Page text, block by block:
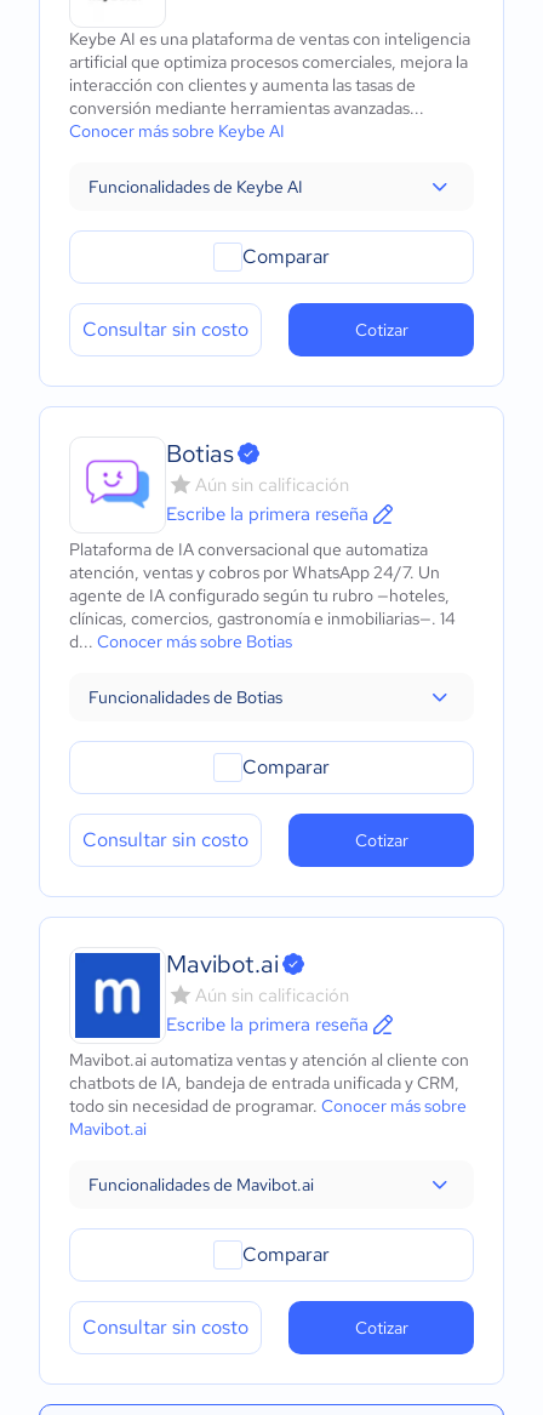
Keybe AI es una plataforma de ventas con inteligencia
artificial que optimiza procesos comerciales, mejora la
interacción con clientes y aumenta las tasas de
conversión mediante herramientas avanzadas...
Conocer más sobre Keybe AI
Funcionalidades de Keybe AI
Comparar
Consultar sin costo Cotizar
Botias
Aún sin calificación
Escribe la primera reseña
Plataforma de IA conversacional que automatiza
atención, ventas y cobros por WhatsApp 24/7. Un
agente de IA configurado según tu rubro —hoteles,
clínicas, comercios, gastronomía e inmobiliarias—. 14
d... Conocer más sobre Botias
Funcionalidades de Botias
Comparar
Consultar sin costo Cotizar
Mavibot.ai
Aún sin calificación
Escribe la primera reseña
Mavibot.ai automatiza ventas y atención al cliente con
chatbots de IA, bandeja de entrada unificada y CRM,
todo sin necesidad de programar. Conocer más sobre
Mavibot.ai
Funcionalidades de Mavibot.ai
Comparar
Consultar sin costo Cotizar